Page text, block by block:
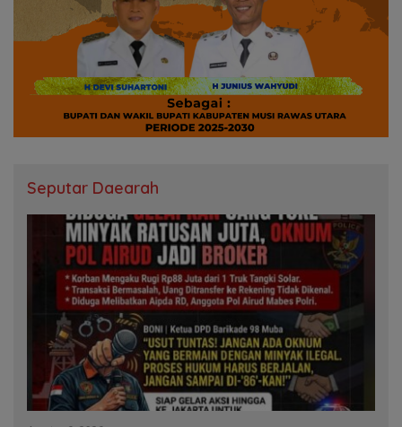
Seputar Daearah